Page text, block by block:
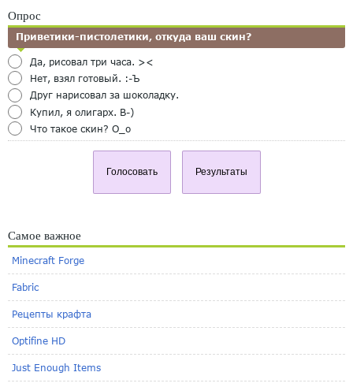
Опрос
Приветики-пистолетики, откуда ваш скин?
Да, рисовал три часа. ><
Нет, взял готовый. :-Ъ
Друг нарисовал за шоколадку.
Купил, я олигарх. B-)
Что такое скин? O_o
Голосовать Результаты
Самое важное
Minecraft Forge
Fabric
Рецепты крафта
Optifine HD
Just Enough Items